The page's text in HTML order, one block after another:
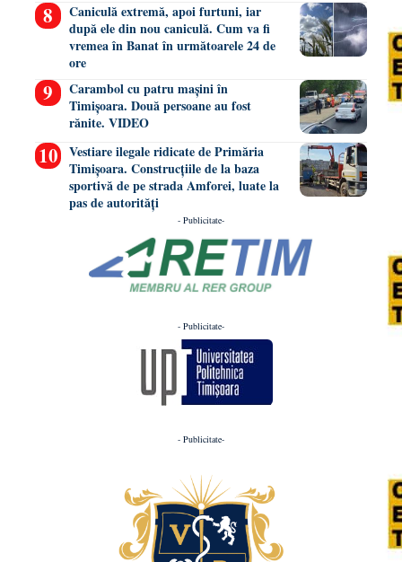
Caniculă extremă, apoi furtuni, iar
după ele din nou caniculă. Cum va fi
vremea în Banat în următoarele 24 de
ore
Carambol cu patru mașini în
Timișoara. Două persoane au fost
rănite. VIDEO
Vestiare ilegale ridicate de Primăria
Timișoara. Construcțiile de la baza
sportivă de pe strada Amforei, luate la
pas de autorități
- Publicitate-
- Publicitate-
- Publicitate-